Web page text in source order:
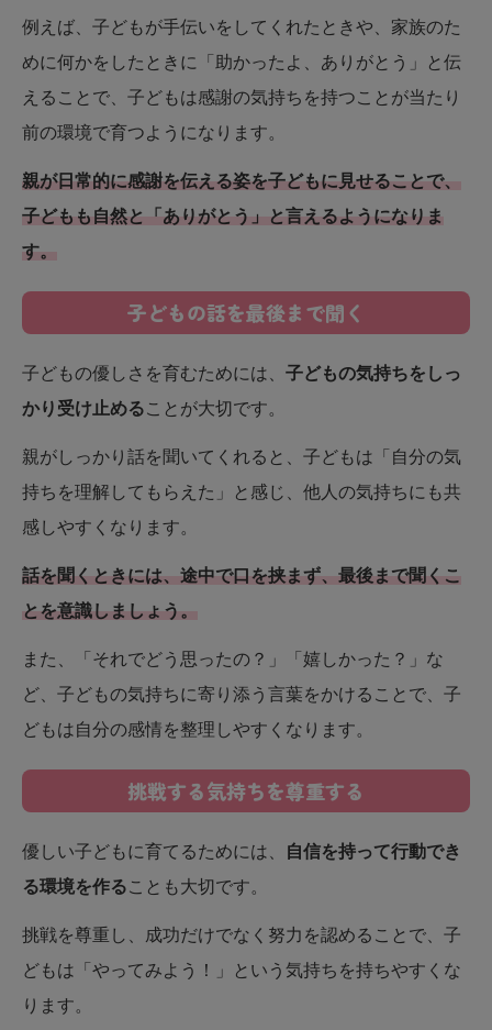
例えば、子どもが手伝いをしてくれたときや、家族のた
めに何かをしたときに「助かったよ、ありがとう」と伝
えることで、子どもは感謝の気持ちを持つことが当たり
前の環境で育つようになります。
親が日常的に感謝を伝える姿を子どもに見せることで、
子どもも自然と「ありがとう」と言えるようになりま
す。
子どもの話を最後まで聞く
子どもの優しさを育むためには、 子どもの気持ちをしっ
かり受け止めることが大切です。
親がしっかり話を聞いてくれると、子どもは「自分の気
持ちを理解してもらえた」と感じ、他人の気持ちにも共
感しやすくなります。
話を聞くときには、途中で口を挟まず、最後まで聞くこ
とを意識しましょう。
また、「それでどう思ったの？」「嬉しかった？」な
ど、子どもの気持ちに寄り添う言葉をかけることで、子
どもは自分の感情を整理しやすくなります。
挑戦する気持ちを尊重する
優しい子どもに育てるためには、
自信を持って行動でき
る環境を作ることも大切です。
挑戦を尊重し、成功だけでなく努力を認めることで、子
どもは「やってみよう！」という気持ちを持ちやすくな
ります。